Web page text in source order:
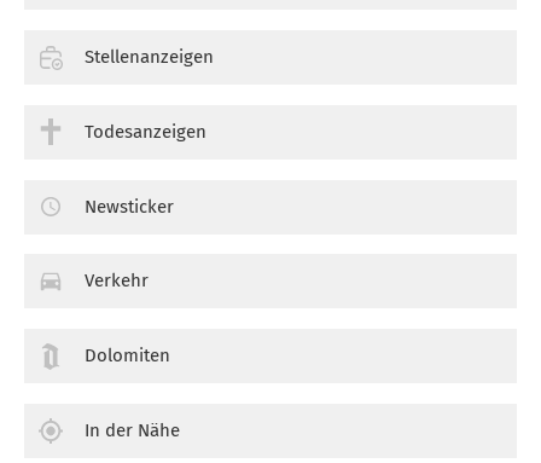
Stellenanzeigen
Todesanzeigen
Newsticker
Verkehr
Dolomiten
In der Nähe